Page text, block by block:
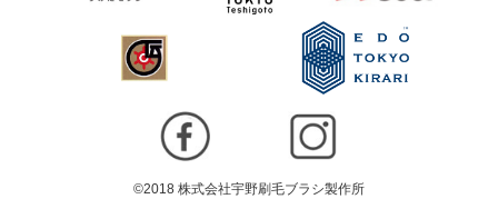
©2018 株式会社宇野刷毛ブラシ製作所